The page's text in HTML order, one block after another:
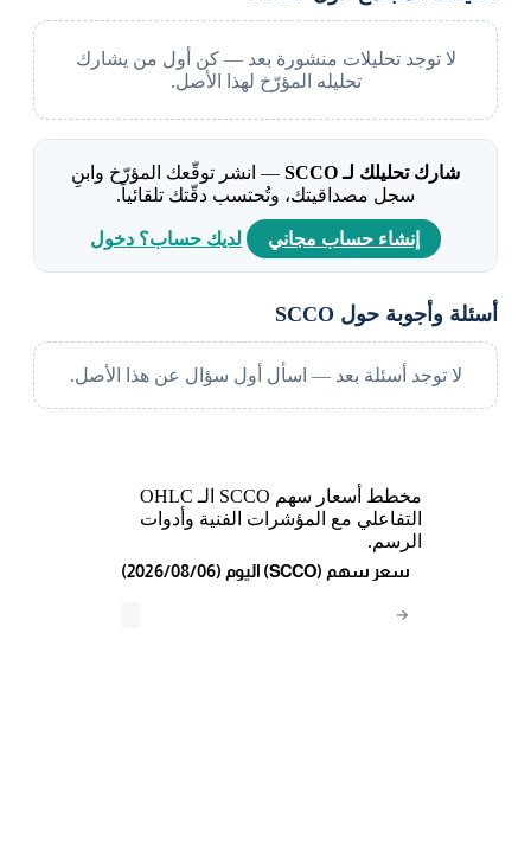
لا توجد تحليلات منشورة بعد — كن أول من يشارك
تحليله المؤرّخ لهذا الأصل.
شارك تحليلك لـ SCCO
— انشر توقّعك المؤرّخ وابنِ
سجل مصداقيتك، وتُحتسب دقّتك تلقائياً.
إنشاء حساب مجاني لديك حساب؟ دخول
أسئلة وأجوبة حول SCCO
لا توجد أسئلة بعد — اسأل أول سؤال عن هذا الأصل.
مخطط أسعار سهم SCCO الـ OHLC
التفاعلي مع المؤشرات الفنية وأدوات
الرسم.
→
(2026/08/06) اليوم (SCCO) سعر سهم